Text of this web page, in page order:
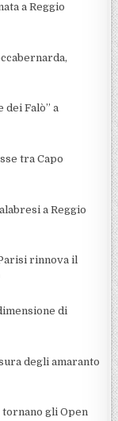
a Reggio
Falò” a
tra Capo
a Reggio
rinnova il
di
degli amaranto
tornano gli Open